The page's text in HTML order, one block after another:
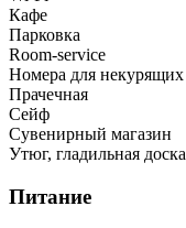
Кафе
Парковка
Room-service
Номера для некурящих
Прачечная
Сейф
Сувенирный магазин
Утюг, гладильная доска
Питание